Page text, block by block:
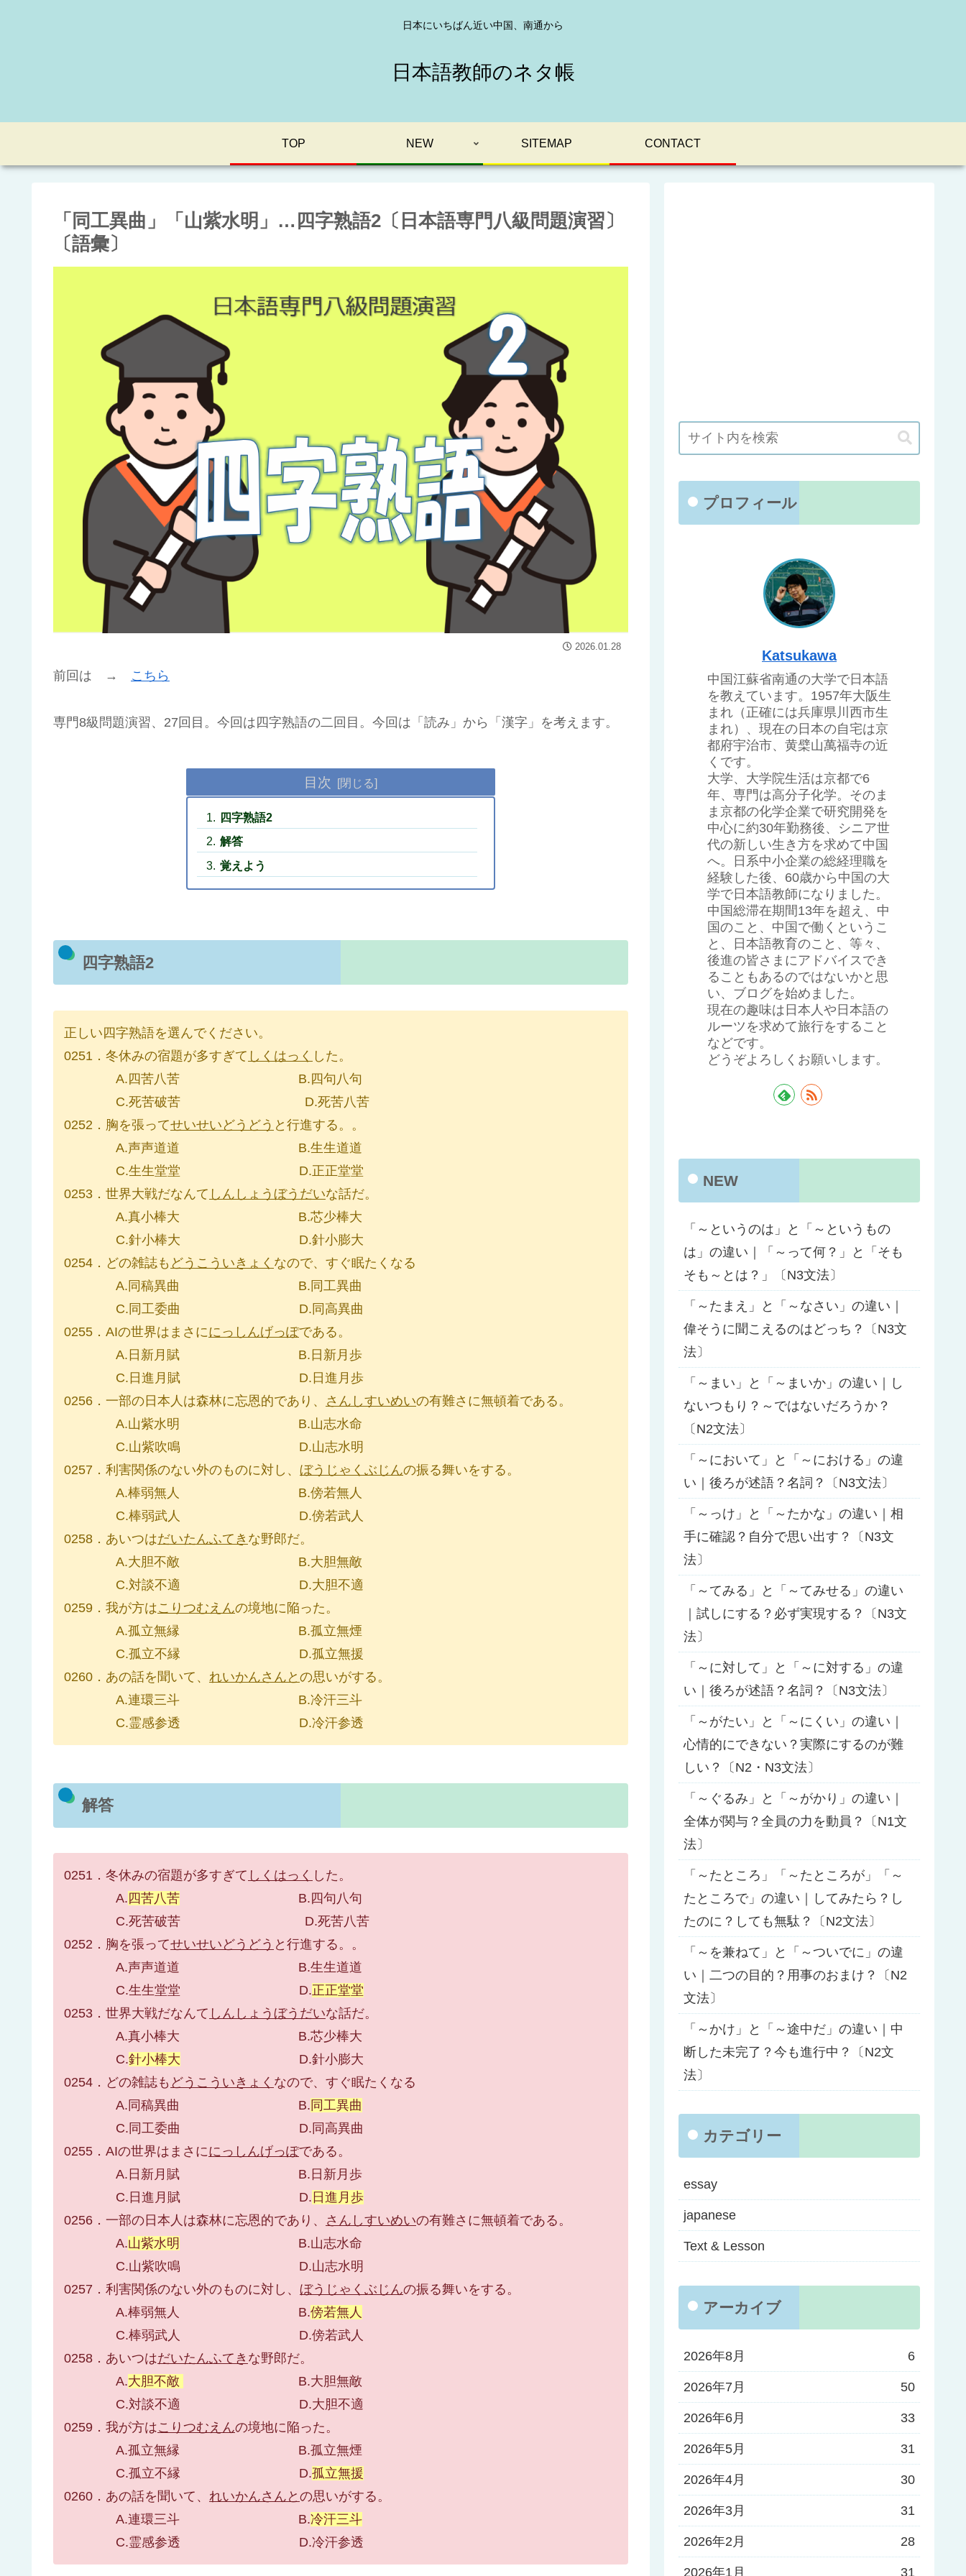
日本にいちばん近い中国、南通から
日本語教師のネタ帳
TOP NEW SITEMAP CONTACT
「同工異曲」「山紫水明」…四字熟語2〔日本語専門八級問題演習〕
〔語彙〕
2026.01.28
前回は → こちら
専門8級問題演習、27回目。今回は四字熟語の二回目。今回は「読み」から「漢字」を考えます。
目次
四字熟語2
解答
覚えよう
四字熟語2
正しい四字熟語を選んでください。
0251．冬休みの宿題が多すぎて しくはっく した。
A.四苦八苦 B.四句八句
C.死苦破苦 D.死苦八苦
0252．胸を張ってせいせいどうどう と行進する。。
A.声声道道 B.生生道道
C.生生堂堂 D.正正堂堂
0253．世界大戦だなんて しんしょうぼうだいな話だ。
A.真小棒大 B.芯少棒大
C.針小棒大 D.針小膨大
0254．どの雑誌も どうこういきょく なので、すぐ眠たくなる
A.同稿異曲 B.同工異曲
C.同工委曲 D.同高異曲
0255．AIの世界はまさににっしんげっぽである。
A.日新月賦 B.日新月歩
C.日進月賦 D.日進月歩
0256．一部の日本人は森林に忘恩的であり、 さんしすいめいの有難さに無頓着である。
A.山紫水明 B.山志水命
C.山紫吹鳴 D.山志水明
0257．利害関係のない外のものに対し、 ぼうじゃくぶじんの振る舞いをする。
A.棒弱無人 B.傍若無人
C.棒弱武人 D.傍若武人
0258．あいつはだいたんふてき な野郎だ。
A.大胆不敵 B.大胆無敵
C.対談不適 D.大胆不適
0259．我が方はこりつむえんの境地に陥った。
A.孤立無縁 B.孤立無煙
C.孤立不縁 D.孤立無援
0260．あの話を聞いて、 れいかんさんと の思いがする。
A.連環三斗 B.冷汗三斗
C.霊感参透 D.冷汗参透
解答
0251．冬休みの宿題が多すぎて しくはっく した。
A. 四苦八苦 B.四句八句
C.死苦破苦 D.死苦八苦
0252．胸を張ってせいせいどうどう と行進する。。
A.声声道道 B.生生道道
C.生生堂堂 D.正正堂堂
0253．世界大戦だなんて しんしょうぼうだいな話だ。
A.真小棒大 B.芯少棒大
C.針小棒大 D.針小膨大
0254．どの雑誌も どうこういきょく なので、すぐ眠たくなる
A.同稿異曲 B. 同工異曲
C.同工委曲 D.同高異曲
0255．AIの世界はまさににっしんげっぽである。
A.日新月賦 B.日新月歩
C.日進月賦 D. 日進月歩
0256．一部の日本人は森林に忘恩的であり、 さんしすいめいの有難さに無頓着である。
A.山紫水明
B.山志水命
C.山紫吹鳴 D.山志水明
0257．利害関係のない外のものに対し、 ぼうじゃくぶじんの振る舞いをする。
A.棒弱無人 B.傍若無人
C.棒弱武人 D.傍若武人
0258．あいつはだいたんふてき な野郎だ。
A.大胆不敵
B.大胆無敵
C.対談不適 D.大胆不適
0259．我が方はこりつむえんの境地に陥った。
A.孤立無縁 B.孤立無煙
C.孤立不縁 D.孤立無援
0260．あの話を聞いて、 れいかんさんと の思いがする。
A.連環三斗 B.冷汗三斗
C.霊感参透 D.冷汗参透
プロフィール
Katsukawa
中国江蘇省南通の大学で日本語
を教えています。1957年大阪生
まれ（正確には兵庫県川西市生
まれ）、現在の日本の自宅は京
都府宇治市、黄檗山萬福寺の近
くです。
大学、大学院生活は京都で6
年、専門は高分子化学。そのま
ま京都の化学企業で研究開発を
中心に約30年勤務後、シニア世
代の新しい生き方を求めて中国
へ。日系中小企業の総経理職を
経験した後、60歳から中国の大
学で日本語教師になりました。
中国総滞在期間13年を超え、中
国のこと、中国で働くというこ
と、日本語教育のこと、等々、
後進の皆さまにアドバイスでき
ることもあるのではないかと思
い、ブログを始めました。
現在の趣味は日本人や日本語の
ルーツを求めて旅行をすること
などです。
どうぞよろしくお願いします。
NEW
「～というのは」と「～というもの
は」の違い｜「～って何？」と「そも
そも～とは？」〔N3文法〕
「～たまえ」と「～なさい」の違い｜
偉そうに聞こえるのはどっち？〔N3文
法〕
「～まい」と「～まいか」の違い｜し
ないつもり？～ではないだろうか？
〔N2文法〕
「～において」と「～における」の違
い｜後ろが述語？名詞？〔N3文法〕
「～っけ」と「～たかな」の違い｜相
手に確認？自分で思い出す？〔N3文
法〕
「～てみる」と「～てみせる」の違い
｜試しにする？必ず実現する？〔N3文
法〕
「～に対して」と「～に対する」の違
い｜後ろが述語？名詞？〔N3文法〕
「～がたい」と「～にくい」の違い｜
心情的にできない？実際にするのが難
しい？〔N2・N3文法〕
「～ぐるみ」と「～がかり」の違い｜
全体が関与？全員の力を動員？〔N1文
法〕
「～たところ」「～たところが」「～
たところで」の違い｜してみたら？し
たのに？しても無駄？〔N2文法〕
「～を兼ねて」と「～ついでに」の違
い｜二つの目的？用事のおまけ？〔N2
文法〕
「～かけ」と「～途中だ」の違い｜中
断した未完了？今も進行中？〔N2文
法〕
カテゴリー
essay
japanese
Text & Lesson
アーカイブ
2026年8月 6
2026年7月 50
2026年6月 33
2026年5月 31
2026年4月 30
2026年3月 31
2026年2月 28
2026年1月 31